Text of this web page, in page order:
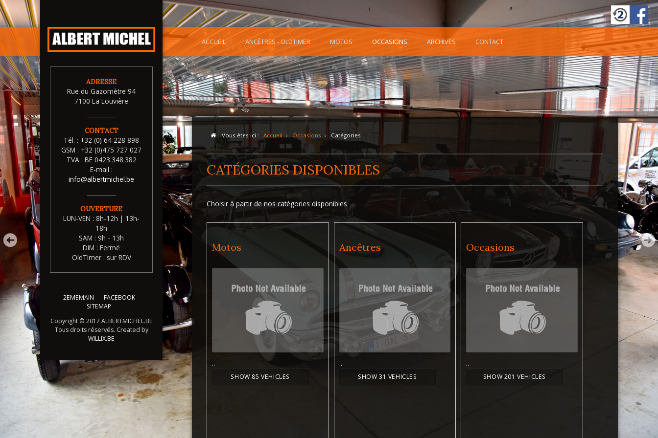
ADRESSE
Rue du Gazomètre 94
7100 La Louvière
CONTACT
Tél. : +32 (0) 64 228 898
GSM : +32 (0)475 727 027
TVA : BE 0423.348.382
E-mail :
info@albertmichel.be
OUVERTURE
LUN-VEN : 8h-12h | 13h-
18h
SAM : 9h - 13h
DIM : Fermé
OldTimer : sur RDV
2EMEMAIN
FACEBOOK
SITEMAP
Copyright © 2017 ALBERTMICHEL.BE
Tous droits réservés. Created by
WILLIX.BE
ACCUEIL ANCÊTRES - OLDTIMER MOTOS OCCASIONS ARCHIVES CONTACT
Vous êtes ici : Accueil Occasions Catégories
CATÉGORIES DISPONIBLES
Choisir à partir de nos catégories disponibles
Motos
..
SHOW 85 VEHICLES
Ancêtres
..
SHOW 31 VEHICLES
Occasions
..
SHOW 201 VEHICLES